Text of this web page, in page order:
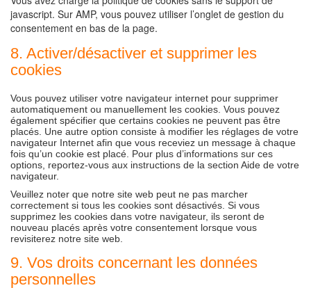
javascript. Sur AMP, vous pouvez utiliser l’onglet de gestion du
consentement en bas de la page.
8. Activer/désactiver et supprimer les
cookies
Vous pouvez utiliser votre navigateur internet pour supprimer
automatiquement ou manuellement les cookies. Vous pouvez
également spécifier que certains cookies ne peuvent pas être
placés. Une autre option consiste à modifier les réglages de votre
navigateur Internet afin que vous receviez un message à chaque
fois qu’un cookie est placé. Pour plus d’informations sur ces
options, reportez-vous aux instructions de la section Aide de votre
navigateur.
Veuillez noter que notre site web peut ne pas marcher
correctement si tous les cookies sont désactivés. Si vous
supprimez les cookies dans votre navigateur, ils seront de
nouveau placés après votre consentement lorsque vous
revisiterez notre site web.
9. Vos droits concernant les données
personnelles